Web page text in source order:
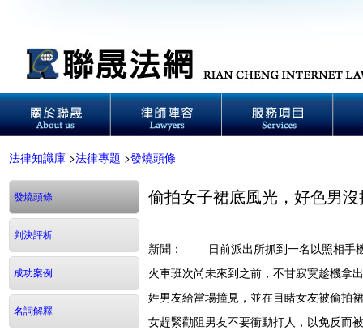
法律知識庫 >法律專題 >發燒頭條
發燒頭條
判決評析
成功案例
名詞解釋
偷拍女子裙底風光，好色男
新聞： 日前派出所抓到一名以照相手機
火車班次尚未來到之前，不甘寂寞趁機拿
姓男友給當場撞見，並在目睹女友被偷拍
女趕緊勸阻男友不要衝動打人，以免反而